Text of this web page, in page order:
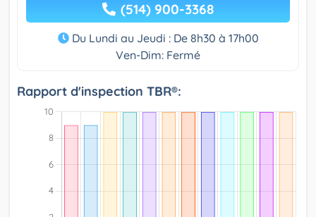
(514) 900-3368
Du Lundi au Jeudi : De 8h30 à 17h00
Ven-Dim: Fermé
Rapport d'inspection TBR®: